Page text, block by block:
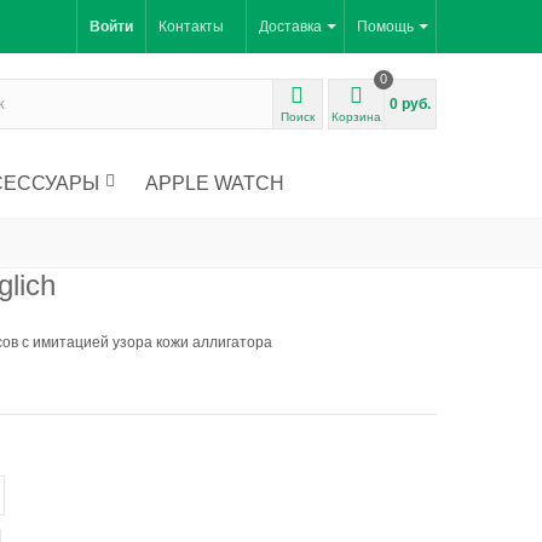
Помощь
Доставка
Контакты
Войти
Поиск Корзина
0
0 руб.
APPLE WATCH
с имитацией узора кожи аллигатора